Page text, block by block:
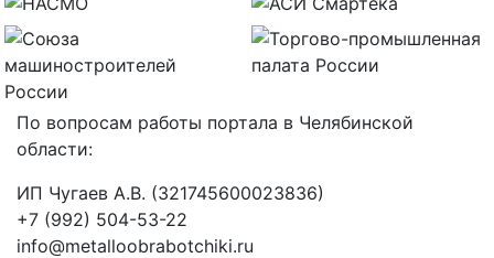
По вопросам работы портала в Челябинской
области:
ИП Чугаев А.В. (321745600023836)
+7 (992) 504-53-22
info@metalloobrabotchiki.ru